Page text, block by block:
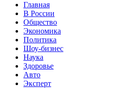
Главная
В России
Общество
Экономика
Политика
Шоу-бизнес
Наука
Здоровье
Авто
Эксперт